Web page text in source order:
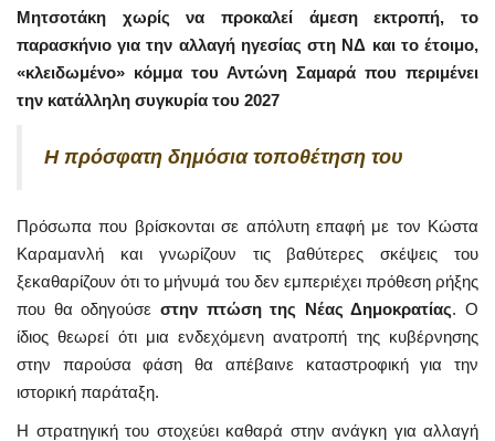
Μητσοτάκη χωρίς να προκαλεί άμεση εκτροπή, το
παρασκήνιο για την αλλαγή ηγεσίας στη ΝΔ και το έτοιμο,
«κλειδωμένο» κόμμα του Αντώνη Σαμαρά που περιμένει
την κατάλληλη συγκυρία του 2027
Η πρόσφατη δημόσια τοποθέτηση του
Πρόσωπα που βρίσκονται σε απόλυτη επαφή με τον Κώστα
Καραμανλή και γνωρίζουν τις βαθύτερες σκέψεις του
ξεκαθαρίζουν ότι το μήνυμά του δεν εμπεριέχει πρόθεση ρήξης
που θα οδηγούσε στην πτώση της Νέας Δημοκρατίας. Ο
ίδιος θεωρεί ότι μια ενδεχόμενη ανατροπή της κυβέρνησης
στην παρούσα φάση θα απέβαινε καταστροφική για την
ιστορική παράταξη.
Η στρατηγική του στοχεύει καθαρά στην ανάγκη για αλλαγή